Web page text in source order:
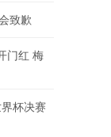
致歉
门红 梅
杯决赛